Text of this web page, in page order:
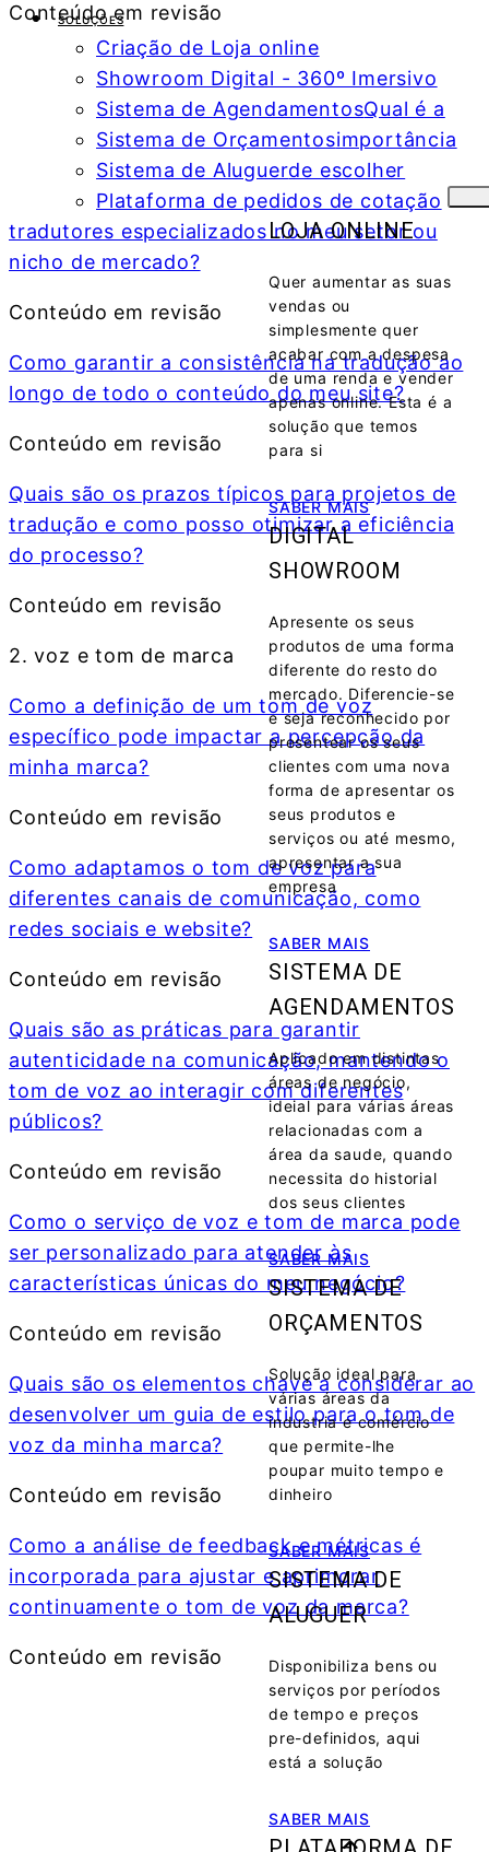
SOLUÇÕES
Criação de Loja online
Showroom Digital - 360º Imersivo
Sistema de Agendamentos
Sistema de Orçamentos
Sistema de Aluguer
Plataforma de pedidos de cotação
LOJA ONLINE
Quer aumentar as suas
vendas ou
simplesmente quer
acabar com a despesa
de uma renda e vender
apenas online. Esta é a
solução que temos
para si
SABER MAIS
DIGITAL
SHOWROOM
Apresente os seus
produtos de uma forma
diferente do resto do
mercado. Diferencie-se
e seja reconhecido por
presentear os seus
clientes com uma nova
forma de apresentar os
seus produtos e
serviços ou até mesmo,
apresentar a sua
empresa
SABER MAIS
SISTEMA DE
AGENDAMENTOS
Aplicado em distintas
áreas de negócio,
ideial para várias áreas
relacionadas com a
área da saude, quando
necessita do historial
dos seus clientes
SABER MAIS
SISTEMA DE
ORÇAMENTOS
Solução ideal para
várias áreas da
industria e comércio
que permite-lhe
poupar muito tempo e
dinheiro
SABER MAIS
SISTEMA DE
ALUGUER
Disponibiliza bens ou
serviços por períodos
de tempo e preços
pre-definidos, aqui
está a solução
SABER MAIS
Conteúdo em revisão
Qual é a
importância
de escolher
tradutores especializados no meu setor ou
nicho de mercado?
Conteúdo em revisão
Como garantir a consistência na tradução ao
longo de todo o conteúdo do meu site?
Conteúdo em revisão
Quais são os prazos típicos para projetos de
tradução e como posso otimizar a eficiência
do processo?
Conteúdo em revisão
2. voz e tom de marca
Como a definição de um tom de voz
específico pode impactar a percepção da
minha marca?
Conteúdo em revisão
Como adaptamos o tom de voz para
diferentes canais de comunicação, como
redes sociais e website?
Conteúdo em revisão
Quais são as práticas para garantir
autenticidade na comunicação, mantendo o
tom de voz ao interagir com diferentes
públicos?
Conteúdo em revisão
Como o serviço de voz e tom de marca pode
ser personalizado para atender às
características únicas do meu negócio?
Conteúdo em revisão
Quais são os elementos chave a considerar ao
desenvolver um guia de estilo para o tom de
voz da minha marca?
Conteúdo em revisão
Como a análise de feedback e métricas é
incorporada para ajustar e aprimorar
continuamente o tom de voz da marca?
Conteúdo em revisão